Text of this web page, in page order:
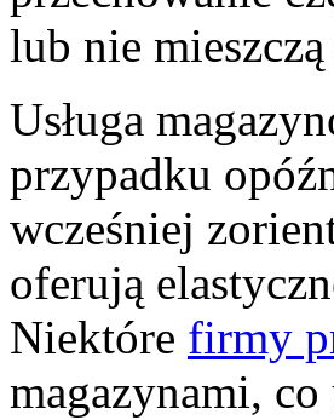
lub nie
Usługa
przypadku
wcześniej
oferują
Niektóre firmy
magazynami, co